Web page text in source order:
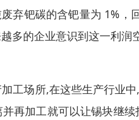
弃钯碳的含钯量为 1%
多的企业意识到这一利
工场所,在这些生产行业
再加工就可以让锡块继